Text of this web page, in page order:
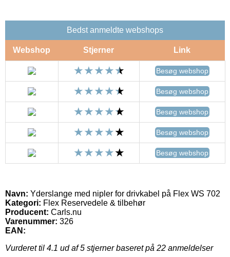
Bedst anmeldte webshops
Webshop Stjerner Link
Besøg webshop
Besøg webshop
Besøg webshop
Besøg webshop
Besøg webshop
Navn: Yderslange med nipler for drivkabel på Flex WS 702
Kategori: Flex Reservedele & tilbehør
Producent: Carls.nu
Varenummer: 326
EAN:
Vurderet til 4.1 ud af 5 stjerner baseret på 22 anmeldelser